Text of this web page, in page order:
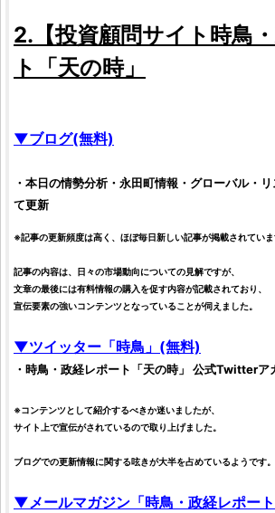
2.【投資顧問サイト 時鳥
ト「天の時」
▼ブログ(無料)
・本日の情勢分析・永田町情報・グローバル・
て更新
※記事の更新頻度は高く、ほぼ毎日新しい記事が掲載されていま
記事の内容は、日々の市場動向についての見解ですが、
文章の最後には有料情報の購入を促す内容が記載されており、
宣伝要素の強いコンテンツとなっていることが伺えました。
▼ツイッター「時鳥」(無料)
・ 時鳥・政経レポート「天の時」 公式Twitterア
※コンテンツとして紹介するべきか迷いましたが、
サイト上で宣伝がされているので取り上げました。
ブログでの更新情報に関する呟きが大半を占めているようです。
▼メールマガジン「時鳥・政経レポート